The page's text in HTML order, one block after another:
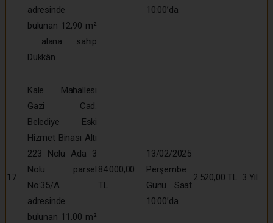
adresinde
bulunan 12,90 m²
alana sahip
Dükkân
10:00’da
17
Kale Mahallesi
Gazi Cad.
Belediye Eski
Hizmet Binası Altı
223 Nolu Ada 3
Nolu parsel
No:35/A
adresinde
bulunan 11.00 m²
84.000,00
TL
13/02/2025
Perşembe
Günü Saat
10:00’da
2.520,00 TL 3 Yıl